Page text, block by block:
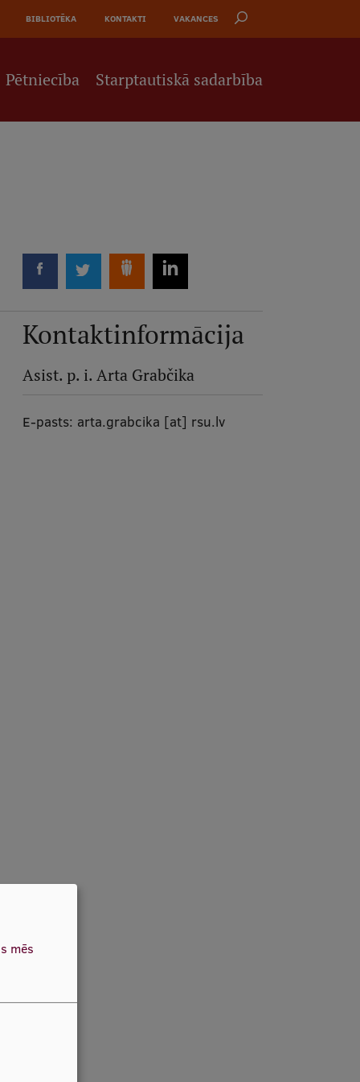
BIBLIOTĒKA KONTAKTI VAKANCES
Pētniecība Starptautiskā sadarbība
Kontaktinformācija
Asist. p. i. Arta Grabčika
E-pasts: arta.grabcika [at] rsu.lv
mēs